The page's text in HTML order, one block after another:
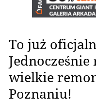
To już
wielkie
Poznaniu!